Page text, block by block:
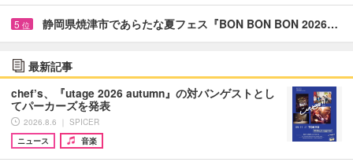
5 位 静岡県焼津市であらたな夏フェス『BON BON BON 2026…
最新記事
chef’s、『utage 2026 autumn』の対バンゲストとし
てパーカーズを発表
2026.8.6 ｜ SPICER
ニュース
音楽